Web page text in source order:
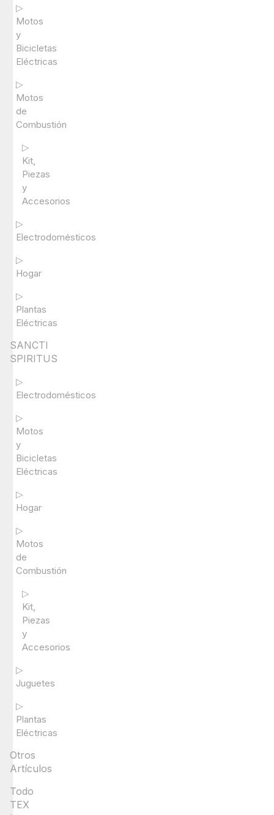
▷
Motos
y
Bicicletas
Eléctricas
▷
Motos
de
Combustión
▷
Kit,
Piezas
y
Accesorios
▷
Electrodomésticos
▷
Hogar
▷
Plantas
Eléctricas
SANCTI
SPIRITUS
▷
Electrodomésticos
▷
Motos
y
Bicicletas
Eléctricas
▷
Hogar
▷
Motos
de
Combustión
▷
Kit,
Piezas
y
Accesorios
▷
Juguetes
▷
Plantas
Eléctricas
Otros
Artículos
Todo
TEX